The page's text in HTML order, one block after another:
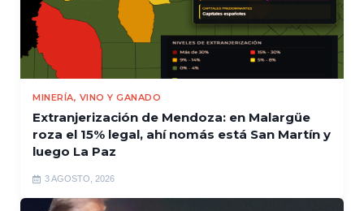
MINERÍA, VINO Y GANADO
Extranjerización de Mendoza: en Malargüe
roza el 15% legal, ahí nomás está San Martín y
luego La Paz
3 AGOSTO, 2026